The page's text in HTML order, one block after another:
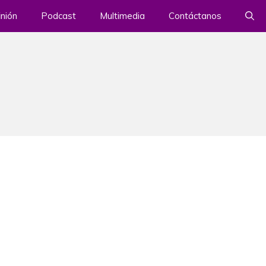
Podcast Multimedia Contáctanos